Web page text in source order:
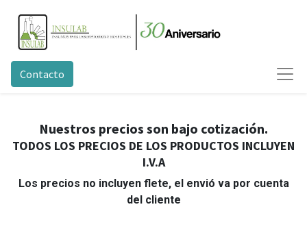
Contacto
Nuestros precios son bajo cotización.
TODOS LOS PRECIOS DE LOS PRODUCTOS INCLUYEN
I.V.A
Los precios no incluyen flete, el envió va por cuenta
del cliente